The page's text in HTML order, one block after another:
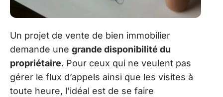
Un projet de vente de bien immobilier
demande une grande disponibilité du
propriétaire. Pour ceux qui ne veulent pas
gérer le flux d’appels ainsi que les visites à
toute heure, l’idéal est de se faire